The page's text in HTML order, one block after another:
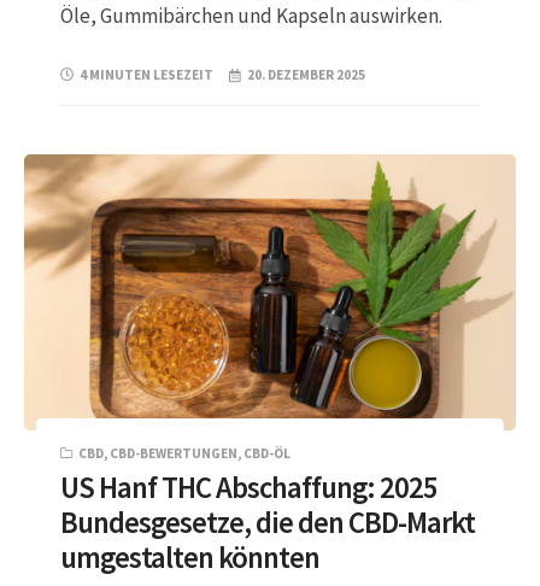
Öle, Gummibärchen und Kapseln auswirken.
4 MINUTEN LESEZEIT 20. DEZEMBER 2025
CBD, CBD-BEWERTUNGEN, CBD-ÖL
US Hanf THC Abschaffung: 2025
Bundesgesetze, die den CBD-Markt
umgestalten könnten